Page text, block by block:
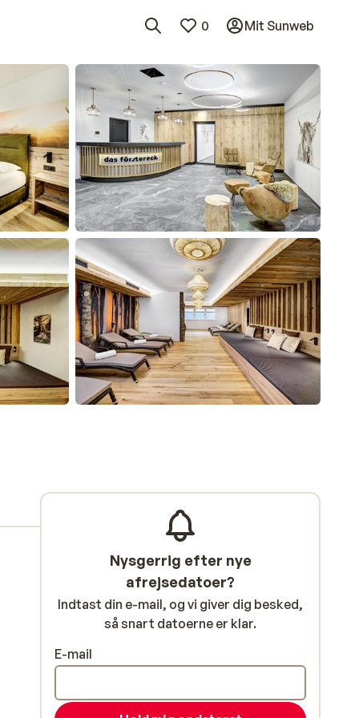
0 Mit Sunweb
Nysgerrig efter nye
afrejsedatoer?
Indtast din e-mail, og vi giver dig besked,
så snart datoerne er klar.
E-mail